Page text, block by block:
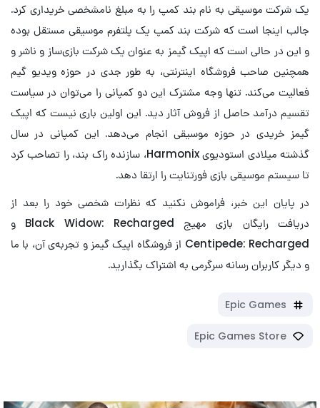
یک شرکت موسیقی به نام بند کمپ را به مبلغ نامشخصی خریداری کرد.
جالب اینجا است که شرکت بند کمپ یک پلتفرم موسیقی مستقل بوده
و این در حالی است که اپیک گیمز به عنوان یک شرکت بازی‌ساز و ناشر و
همچنین صاحب فروشگاه اینترنتی، به طور جدی در حوزه ویدیو گیم
فعالیت می‌کند. تنها وجه مشترک این دو کمپانی را می‌توان در سیاست
تقسیم درآمد حاصل از فروش آثار دید. این اولین باری نیست که اپیک
گیمز خریدی در حوزه موسیقی انجام می‌دهد. این کمپانی در سال
گذشته میلادی استودیوی Harmonix، سازنده راک بند، را تصاحب کرد
تا سیستم موسیقی بازی فورتنایت را ارتقا دهد.
در پایان این خبر، فراموش نکنید که نظرات شخصی خود را بعد از
دریافت رایگان بازی مهیج Black Widow: Recharged و
Centipede: Recharged از فروشگاه اپیک گیمز و تجربه‌ی آن، با ما
و دیگر کاربران رسانه سرگرمی به اشتراک بگذارید.
Epic Games
Epic Games Store